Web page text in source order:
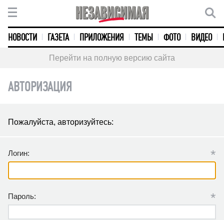
НОВОСТИ ГАЗЕТА ПРИЛОЖЕНИЯ ТЕМЫ ФОТО ВИДЕО
Перейти на полную версию сайта
АВТОРИЗАЦИЯ
Пожалуйста, авторизуйтесь:
Логин: *
Пароль: *